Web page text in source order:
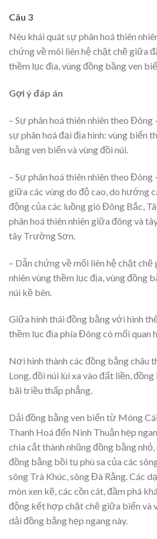
Câu 3
Nêu khái quát sự phân hoá thiên
chứng về môi liên hệ chặt chẽ giữa
thềm lục địa, vùng đồng bầng ven
Gợi ý đáp án
– Sự phân hoá thiên nhiên theo Đông
sự phân hoá đại địa hình: vùng biển
bằng ven biển và vùng đồi núi.
– Sự phân hoá thiên nhiên theo Đông
giữa các vùng do độ cao, do hướng
động của các luồng gió Đông Bắc,
phân hoá thiên nhiên giữa đông và
tây Trường Sơn.
– Dẫn chứng về mối liên hệ chặt
nhiên vùng thềm lục địa, vùng đồng
núi kề bên.
Giữa hình thái đồng bằng với hình
thềm lục địa phía Đông có mối quan
Nơi hình thành các đồng bằng châu
Long, đồi núi lùi xa vào đất liền,
bãi triều thấp phẳng.
Dải đồng bằng ven biển từ Móng
Thanh Hoá đến Ninh Thuận hẹp
chia cắt thành nhũng đồng bằng
đồng bằng bồi tụ phù sa của các
sông Trà Khúc, sông Đà Rằng. Các
mòn xen kẽ, các cồn cát, đầm phá
động kết hợp chặt chẽ giữa biển và
dải đồng bằng hẹp ngang này.